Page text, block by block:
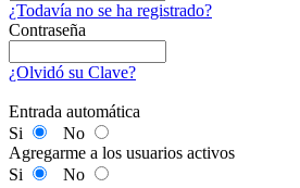
¿Todavía no se ha registrado?
Contraseña
¿Olvidó su Clave?
Entrada automática
Si
No
Agregarme a los usuarios activos
Si
No